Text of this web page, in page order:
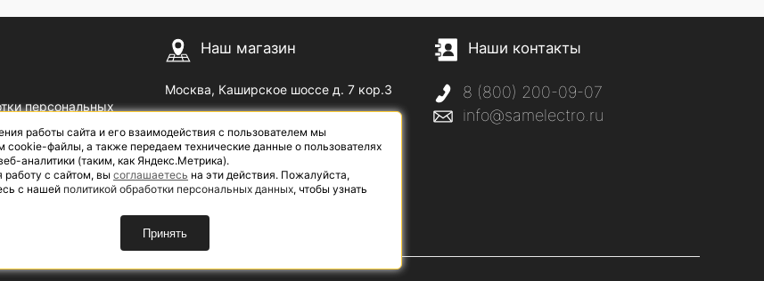
персональных
Наш магазин
Москва, Каширское шоссе д. 7 кор.3
Сб с 10 до 17 | Выходной: Вс
Наши контакты
8 (800) 200-09-07
info@samelectro.ru
работы сайта и его взаимодействия с пользователем мы
cookie-файлы, а также передаем технические данные о пользователях
аналитики (таким, как Яндекс.Метрика).
с сайтом, вы соглашаетесь на эти действия. Пожалуйста,
с нашей политикой обработки персональных данных, чтобы узнать
Принять